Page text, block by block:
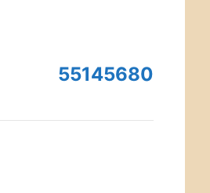
55145680